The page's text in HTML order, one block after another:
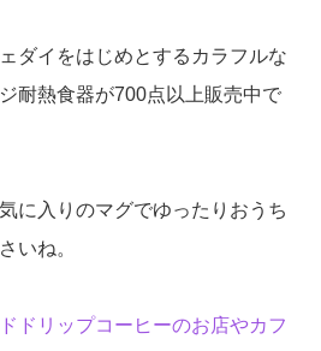
ダイをはじめとするカラフルな
耐熱食器が700点以上販売中で
に入りのマグでゆったりおうち
いね。
ドリップコーヒーのお店やカフ